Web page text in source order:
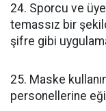
24. Sporcu ve
temassız bir
şifre gibi
25. Maske
personellerine